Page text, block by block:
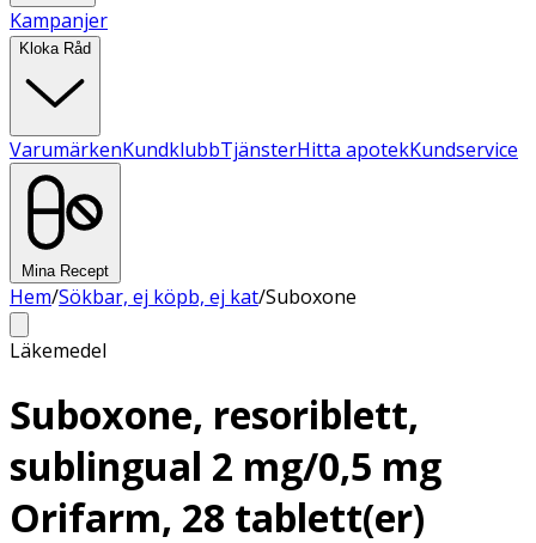
Kampanjer
Kloka Råd
VarumärkenKundklubbTjänsterHitta apotekKundservice
Mina Recept
Hem/Sökbar, ej köpb, ej kat/Suboxone
Läkemedel
Suboxone, resoriblett,
sublingual 2 mg/0,5 mg
Orifarm, 28 tablett(er)